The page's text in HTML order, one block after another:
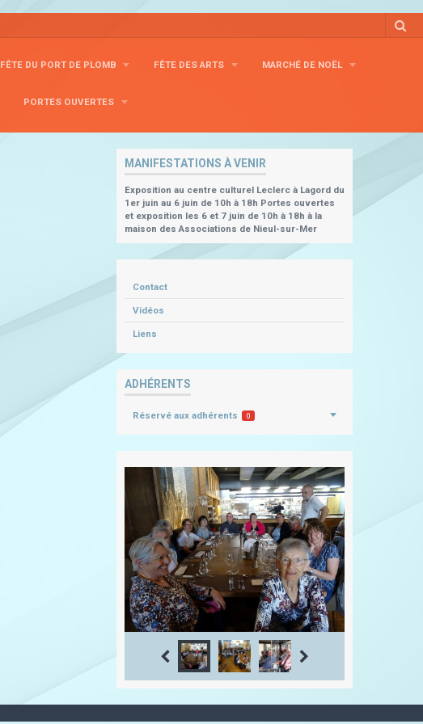
FÊTE DU PORT DE PLOMB FÊTE DES ARTS MARCHÉ DE NOËL
PORTES OUVERTES
MANIFESTATIONS À VENIR
Exposition au centre culturel Leclerc à Lagord du
1er juin au 6 juin de 10h à 18h Portes ouvertes
et exposition les 6 et 7 juin de 10h à 18h à la
maison des Associations de Nieul-sur-Mer
Contact
Vidéos
Liens
ADHÉRENTS
Réservé aux adhérents 0